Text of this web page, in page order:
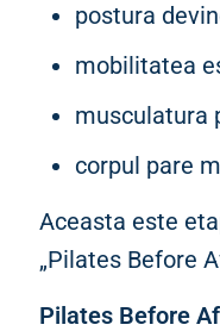
postura
mobilitatea
musculatura
corpul pare
Aceasta este
„Pilates Before
Pilates Before